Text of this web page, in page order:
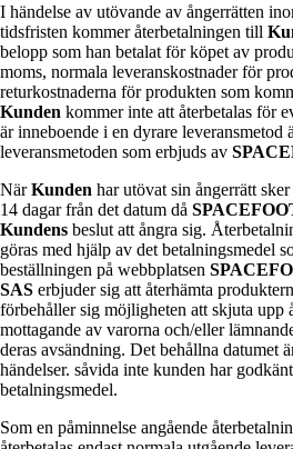
I händelse av utövande av ångerrätten
tidsfristen kommer återbetalningen till
belopp som han betalat för köpet av
moms, normala leveranskostnader för
returkostnaderna för produkten som
Kunden kommer inte att återbetalas för
är inneboende i en dyrare leveransmetod
leveransmetoden som erbjuds av
NärKunden har utövat sin ångerrätt
14 dagar från det datum då
Kundens beslut att ångra sig.
göras med hjälp av det betalningsmedel
beställningen på webbplatsen
SAS erbjuder sig att återhämta
förbehåller sig möjligheten att skjuta upp
mottagande av varorna och/eller
deras avsändning. Det behållna datumet
händelser. såvida inte kunden har
betalningsmedel.
Som en påminnelse angående